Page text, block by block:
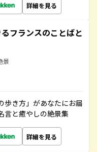
詳細を見る
フランスのことばと
景
歩き方」があなたにお届
言と癒やしの絶景集
詳細を見る